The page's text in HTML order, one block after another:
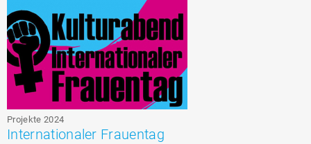
Projekte 2024
Internationaler Frauentag